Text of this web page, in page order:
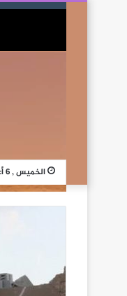
الخميس , 6 أغسطس 2026